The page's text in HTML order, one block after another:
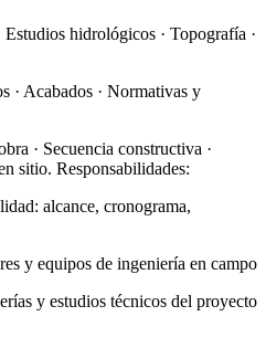
hidrológicos · Topografía ·
· Acabados · Normativas y
· Secuencia constructiva ·
sitio. Responsabilidades:
alcance, cronograma,
y equipos de ingeniería en campo
y estudios técnicos del proyecto